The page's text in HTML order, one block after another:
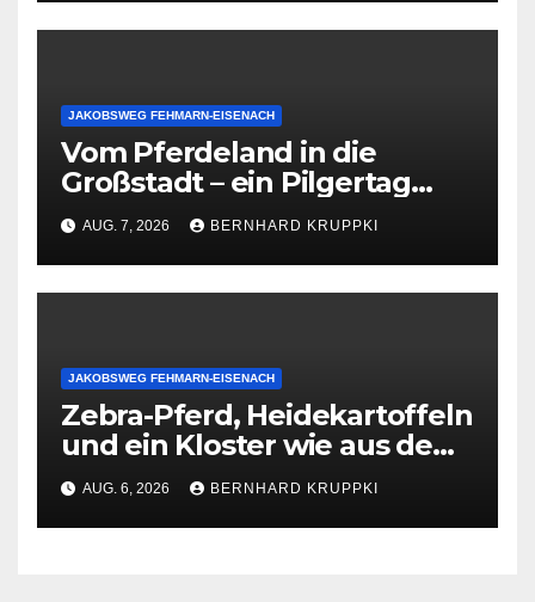
Lüneburg nach Hannover
JAKOBSWEG FEHMARN-EISENACH
Vom Pferdeland in die
Großstadt – ein Pilgertag
zwischen Stille und
Verkehrslärm
AUG. 7, 2026 BERNHARD KRUPPKI
JAKOBSWEG FEHMARN-EISENACH
Zebra-Pferd, Heidekartoffeln
und ein Kloster wie aus dem
Bilderbuch – auf der Via
Scandinavica wird es einfach
nicht langweilig
AUG. 6, 2026 BERNHARD KRUPPKI